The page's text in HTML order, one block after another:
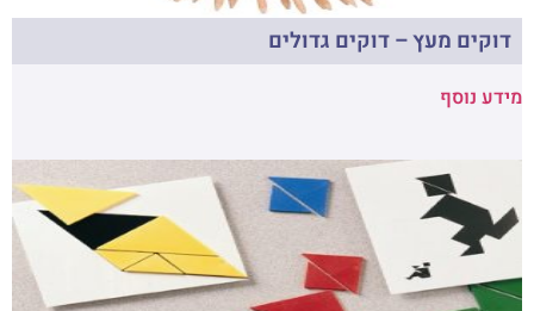
דוקים מעץ – דוקים גדולים
מידע נוסף